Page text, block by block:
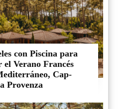
con Piscina para
el Verano Francés
Cap-
Provenza